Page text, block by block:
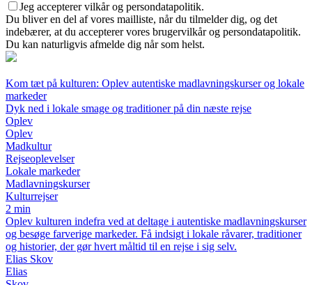
Jeg accepterer vilkår og persondatapolitik.
Du bliver en del af vores mailliste, når du tilmelder dig, og det
indebærer, at du accepterer vores brugervilkår og persondatapolitik.
Du kan naturligvis afmelde dig når som helst.
Kom tæt på kulturen: Oplev autentiske madlavningskurser og lokale
markeder
Dyk ned i lokale smage og traditioner på din næste rejse
Oplev
Oplev
Madkultur
Rejseoplevelser
Lokale markeder
Madlavningskurser
Kulturrejser
2 min
Oplev kulturen indefra ved at deltage i autentiske madlavningskurser
og besøge farverige markeder. Få indsigt i lokale råvarer, traditioner
og historier, der gør hvert måltid til en rejse i sig selv.
Elias Skov
Elias